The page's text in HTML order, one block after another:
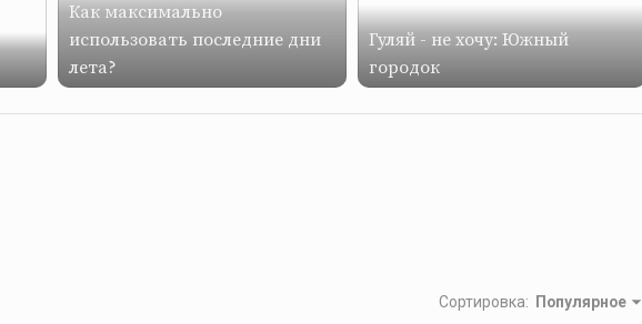
Как максимально
использовать последние дни
лета?
Гуляй - не хочу: Южный
городок
Сортировка: Популярное